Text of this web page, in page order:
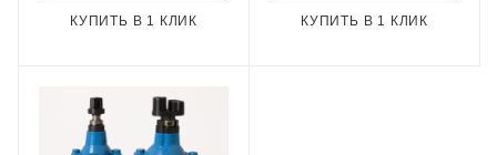
КУПИТЬ В 1 КЛИК КУПИТЬ В 1 КЛИК